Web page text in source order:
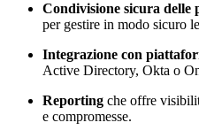
Condivisione sicura delle
per gestire in modo sicuro
Integrazione con
Active Directory, Okta o
Reporting che offre
e compromesse.